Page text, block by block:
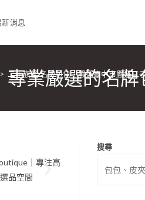
新消息
業嚴選的名
> 二手旗艦 名牌包包｜嚴選臺中市嚴選二
搜尋